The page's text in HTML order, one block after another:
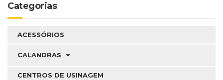
Categorias
ACESSÓRIOS
CALANDRAS
CENTROS DE USINAGEM